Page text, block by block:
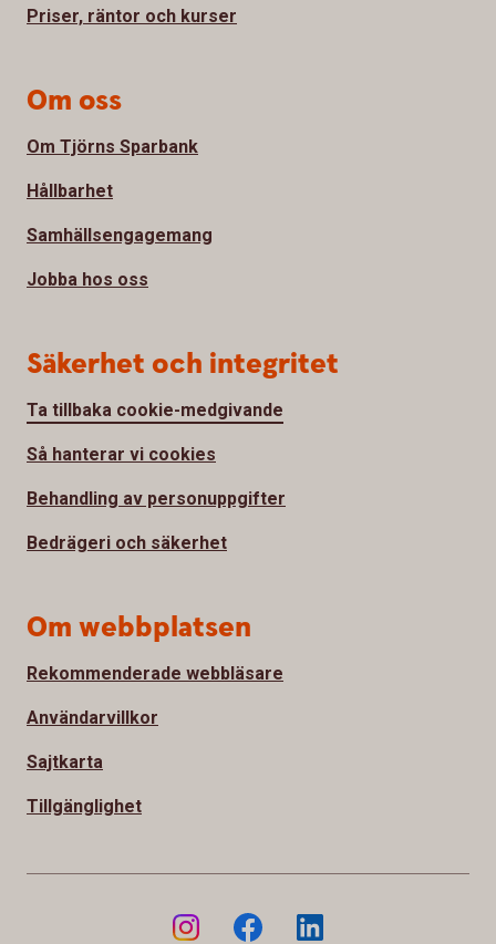
Priser, räntor och kurser
Om oss
Om Tjörns Sparbank
Hållbarhet
Samhällsengagemang
Jobba hos oss
Säkerhet och integritet
Ta tillbaka cookie-medgivande
Så hanterar vi cookies
Behandling av personuppgifter
Bedrägeri och säkerhet
Om webbplatsen
Rekommenderade webbläsare
Användarvillkor
Sajtkarta
Tillgänglighet